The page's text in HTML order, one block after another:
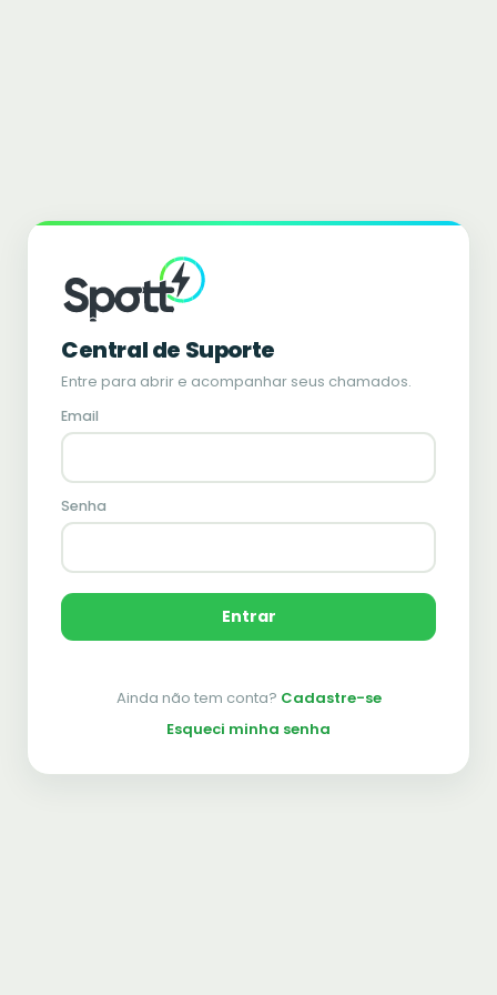
Central de Suporte
Entre para abrir e acompanhar seus chamados.
Email
Senha
Entrar
Ainda não tem conta? Cadastre-se
Esqueci minha senha